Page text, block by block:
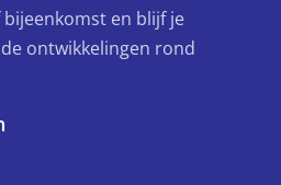
en blijf je
ontwikkelingen rond